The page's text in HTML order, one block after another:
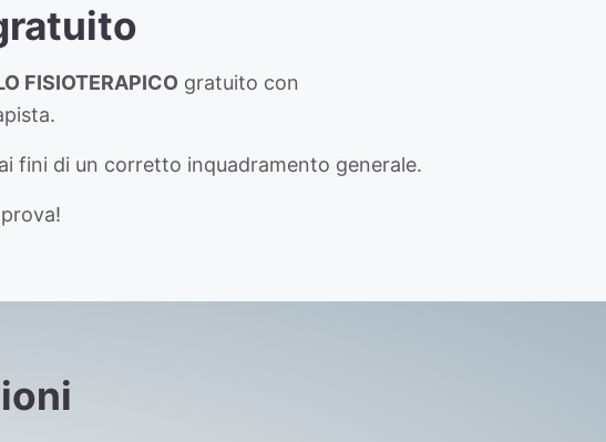
FISIOTERAPICO gratuito con
fini di un corretto inquadramento generale.​